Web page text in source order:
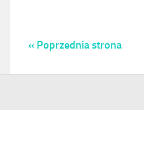
« Poprzednia strona